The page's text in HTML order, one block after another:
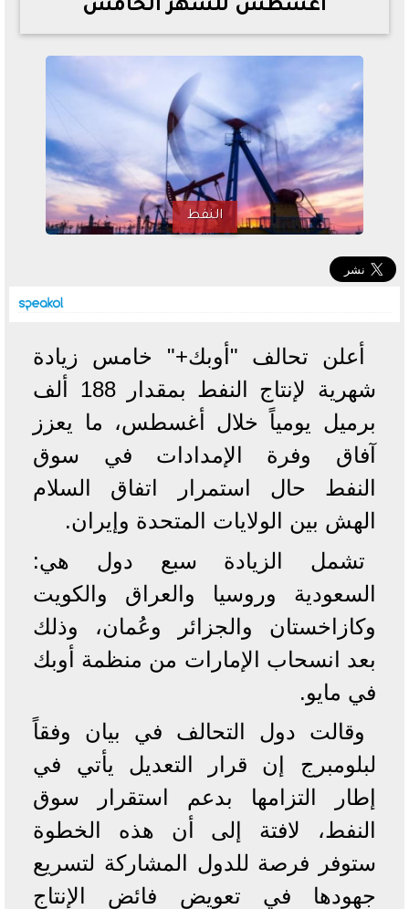
تصرف مثير من ميسي ونجوم الأرجنتين قبل مواجهة مصر
تحسن حالة فضل شاكر الصحية وخروجه من المستشفى |
تفاصيل
أسعار الحديد والأسمنت اليوم الإثنين 6 - 7 - 2026
أغسطس للشهر الخامس
النفط
أعلن تحالف "أوبك+" خامس زيادة
شهرية لإنتاج النفط بمقدار 188 ألف
برميل يومياً خلال أغسطس، ما يعزز
آفاق وفرة الإمدادات في سوق
النفط حال استمرار اتفاق السلام
الهش بين الولايات المتحدة وإيران.
تشمل الزيادة سبع دول هي:
السعودية وروسيا والعراق والكويت
وكازاخستان والجزائر وعُمان، وذلك
بعد انسحاب الإمارات من منظمة أوبك
في مايو.
وقالت دول التحالف في بيان وفقاً
لبلومبرج إن قرار التعديل يأتي في
إطار التزامها بدعم استقرار سوق
النفط، لافتة إلى أن هذه الخطوة
ستوفر فرصة للدول المشاركة لتسريع
جهودها في تعويض فائض الإنتاج